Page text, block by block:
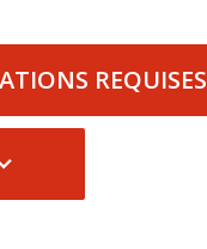
REQUISES